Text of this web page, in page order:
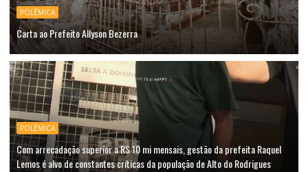
POLÊMICA
Carta ao Prefeito Allyson Bezerra
POLÊMICA
Com arrecadação superior a R$ 10 mi mensais, gestão da prefeita Raquel
Lemos é alvo de constantes críticas da população de Alto do Rodrigues